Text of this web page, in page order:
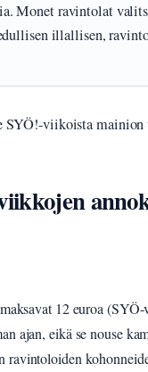
Monet ravintolat
illallisen,
viikoista mainion
12 euroa
ajan, eikä se nouse
ravintoloiden